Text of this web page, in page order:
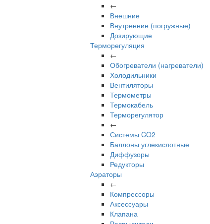
←
Внешние
Внутренние (погружные)
Дозирующие
Терморегуляция
←
Обогреватели (нагреватели)
Холодильники
Вентиляторы
Термометры
Термокабель
Терморегулятор
←
Системы CO2
Баллоны углекислотные
Диффузоры
Редукторы
Аэраторы
←
Компрессоры
Аксессуары
Клапана